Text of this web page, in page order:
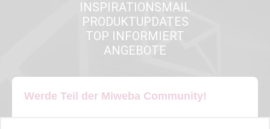
INSPIRATIONSMAIL
PRODUKTUPDATES
TOP INFORMIERT
ANGEBOTE
Werde Teil der Miweba Community!